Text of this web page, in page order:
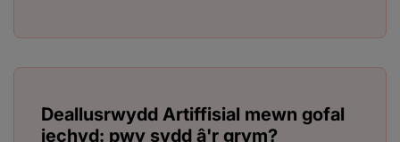
Deallusrwydd Artiffisial mewn gofal
iechyd: pwy sydd â'r grym?